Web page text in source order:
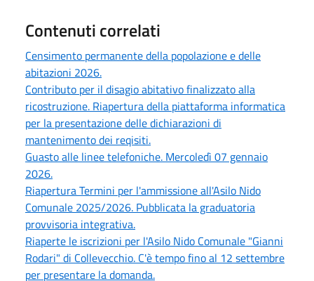
Contenuti correlati
Censimento permanente della popolazione e delle
abitazioni 2026.
Contributo per il disagio abitativo finalizzato alla
ricostruzione. Riapertura della piattaforma informatica
per la presentazione delle dichiarazioni di
mantenimento dei reqisiti.
Guasto alle linee telefoniche. Mercoledì 07 gennaio
2026.
Riapertura Termini per l'ammissione all'Asilo Nido
Comunale 2025/2026. Pubblicata la graduatoria
provvisoria integrativa.
Riaperte le iscrizioni per l'Asilo Nido Comunale "Gianni
Rodari" di Collevecchio. C'è tempo fino al 12 settembre
per presentare la domanda.